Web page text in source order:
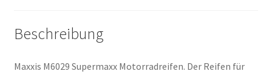
Beschreibung
Maxxis M6029 Supermaxx Motorradreifen. Der Reifen für